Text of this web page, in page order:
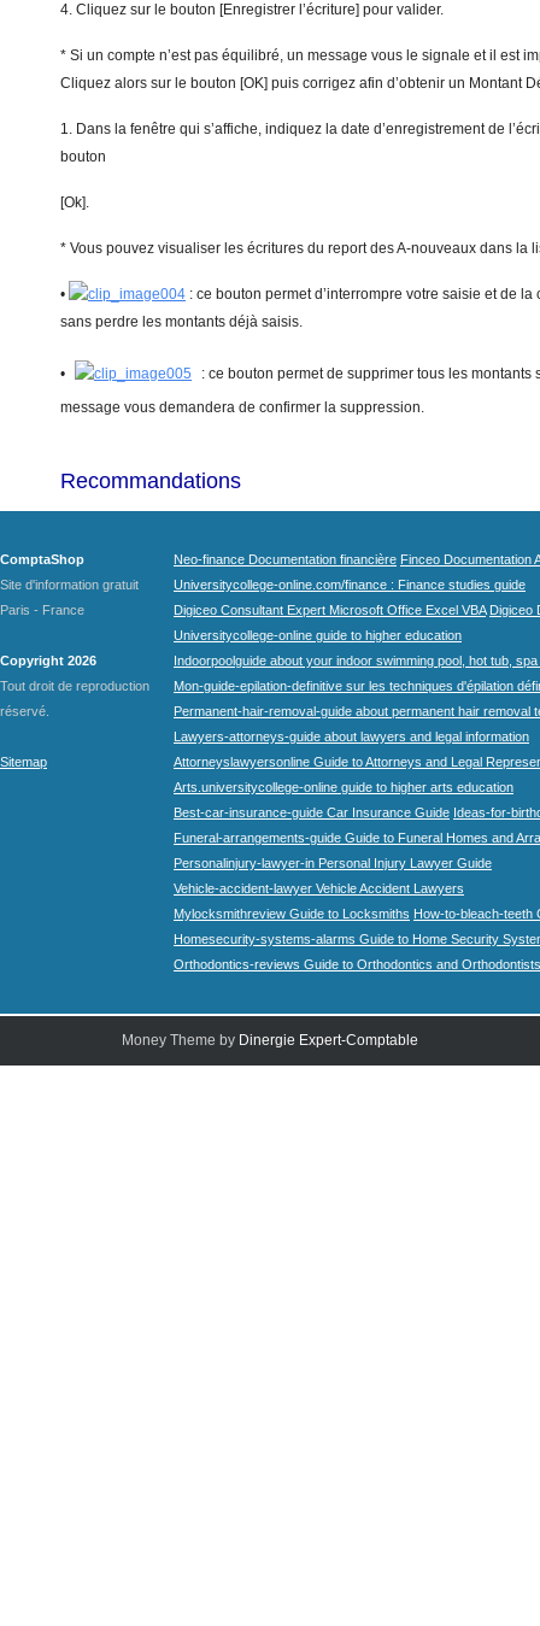
4. Cliquez sur le bouton [Enregistrer l’écriture] pour valider.
* Si un compte n’est pas équilibré, un message vous le signale et il est
Cliquez alors sur le bouton [OK] puis corrigez afin d’obtenir un Montant
1. Dans la fenêtre qui s’affiche, indiquez la date d’enregistrement de
bouton
[Ok].
* Vous pouvez visualiser les écritures du report des A-nouveaux dans la
•
: ce bouton permet d’interrompre votre saisie et de
sans perdre les montants déjà saisis.
•
: ce bouton permet de supprimer tous les montants
message vous demandera de confirmer la suppression.
Recommandations
ComptaShop
Site d'information gratuit
Paris - France
Copyright 2026
Tout droit de reproduction
réservé.
Sitemap
Neo-finance Documentation financière Finceo Documentation
Universitycollege-online.com/finance : Finance studies guide
Digiceo Consultant Expert Microsoft Office Excel VBA Digiceo
Universitycollege-online guide to higher education
Indoorpoolguide about your indoor swimming pool, hot tub,
Mon-guide-epilation-definitive sur les techniques d'épilation
Permanent-hair-removal-guide about permanent hair removal
Lawyers-attorneys-guide about lawyers and legal information
Attorneyslawyersonline Guide to Attorneys and Legal
Arts.universitycollege-online guide to higher arts education
Best-car-insurance-guide Car Insurance Guide Ideas-for-
Funeral-arrangements-guide Guide to Funeral Homes and
Personalinjury-lawyer-in Personal Injury Lawyer Guide
Vehicle-accident-lawyer Vehicle Accident Lawyers
Mylocksmithreview Guide to Locksmiths How-to-bleach-teeth
Homesecurity-systems-alarms Guide to Home Security
Orthodontics-reviews Guide to Orthodontics and Orthodontists
Money Theme by Dinergie Expert-Comptable